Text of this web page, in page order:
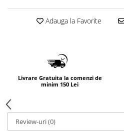
Adauga la Favorite
Livrare Gratuita la comenzi de
minim 150 Lei
Review-uri(0)